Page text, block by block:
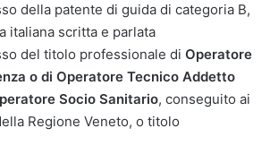
della patente di guida di categoria B,
italiana scritta e parlata
del titolo professionale di Operatore
o di Operatore Tecnico Addetto
Socio Sanitario, conseguito ai
Regione Veneto, o titolo